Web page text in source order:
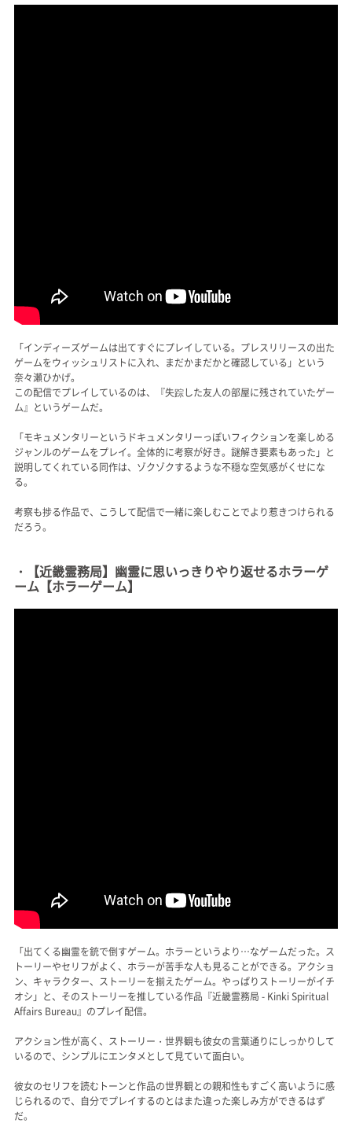
「インディーズゲームは出てすぐにプレイしている。プレスリリースの出た
ゲームをウィッシュリストに入れ、まだかまだかと確認している」という
奈々瀬ひかげ。
この配信でプレイしているのは、『失踪した友人の部屋に残されていたゲー
ム』というゲームだ。
「モキュメンタリーというドキュメンタリーっぽいフィクションを楽しめる
ジャンルのゲームをプレイ。全体的に考察が好き。謎解き要素もあった」と
説明してくれている同作は、ゾクゾクするような不穏な空気感がくせにな
る。
考察も捗る作品で、こうして配信で一緒に楽しむことでより惹きつけられる
だろう。
・【近畿霊務局】幽霊に思いっきりやり返せるホラーゲ
ーム【ホラーゲーム】
「出てくる幽霊を銃で倒すゲーム。ホラーというより…なゲームだった。ス
トーリーやセリフがよく、ホラーが苦手な人も見ることができる。アクショ
ン、キャラクター、ストーリーを揃えたゲーム。やっぱりストーリーがイチ
オシ」と、そのストーリーを推している作品『近畿霊務局 - Kinki Spiritual
Affairs Bureau』のプレイ配信。
アクション性が高く、ストーリー・世界観も彼女の言葉通りにしっかりして
いるので、シンプルにエンタメとして見ていて面白い。
彼女のセリフを読むトーンと作品の世界観との親和性もすごく高いように感
じられるので、自分でプレイするのとはまた違った楽しみ方ができるはず
だ。